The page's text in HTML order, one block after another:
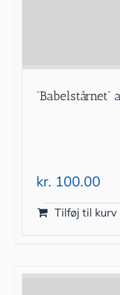
”Babelstårnet”
kr. 100.00
Tilføj til kurv